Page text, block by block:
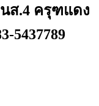
ส.4 ครุฑแดง
5437789